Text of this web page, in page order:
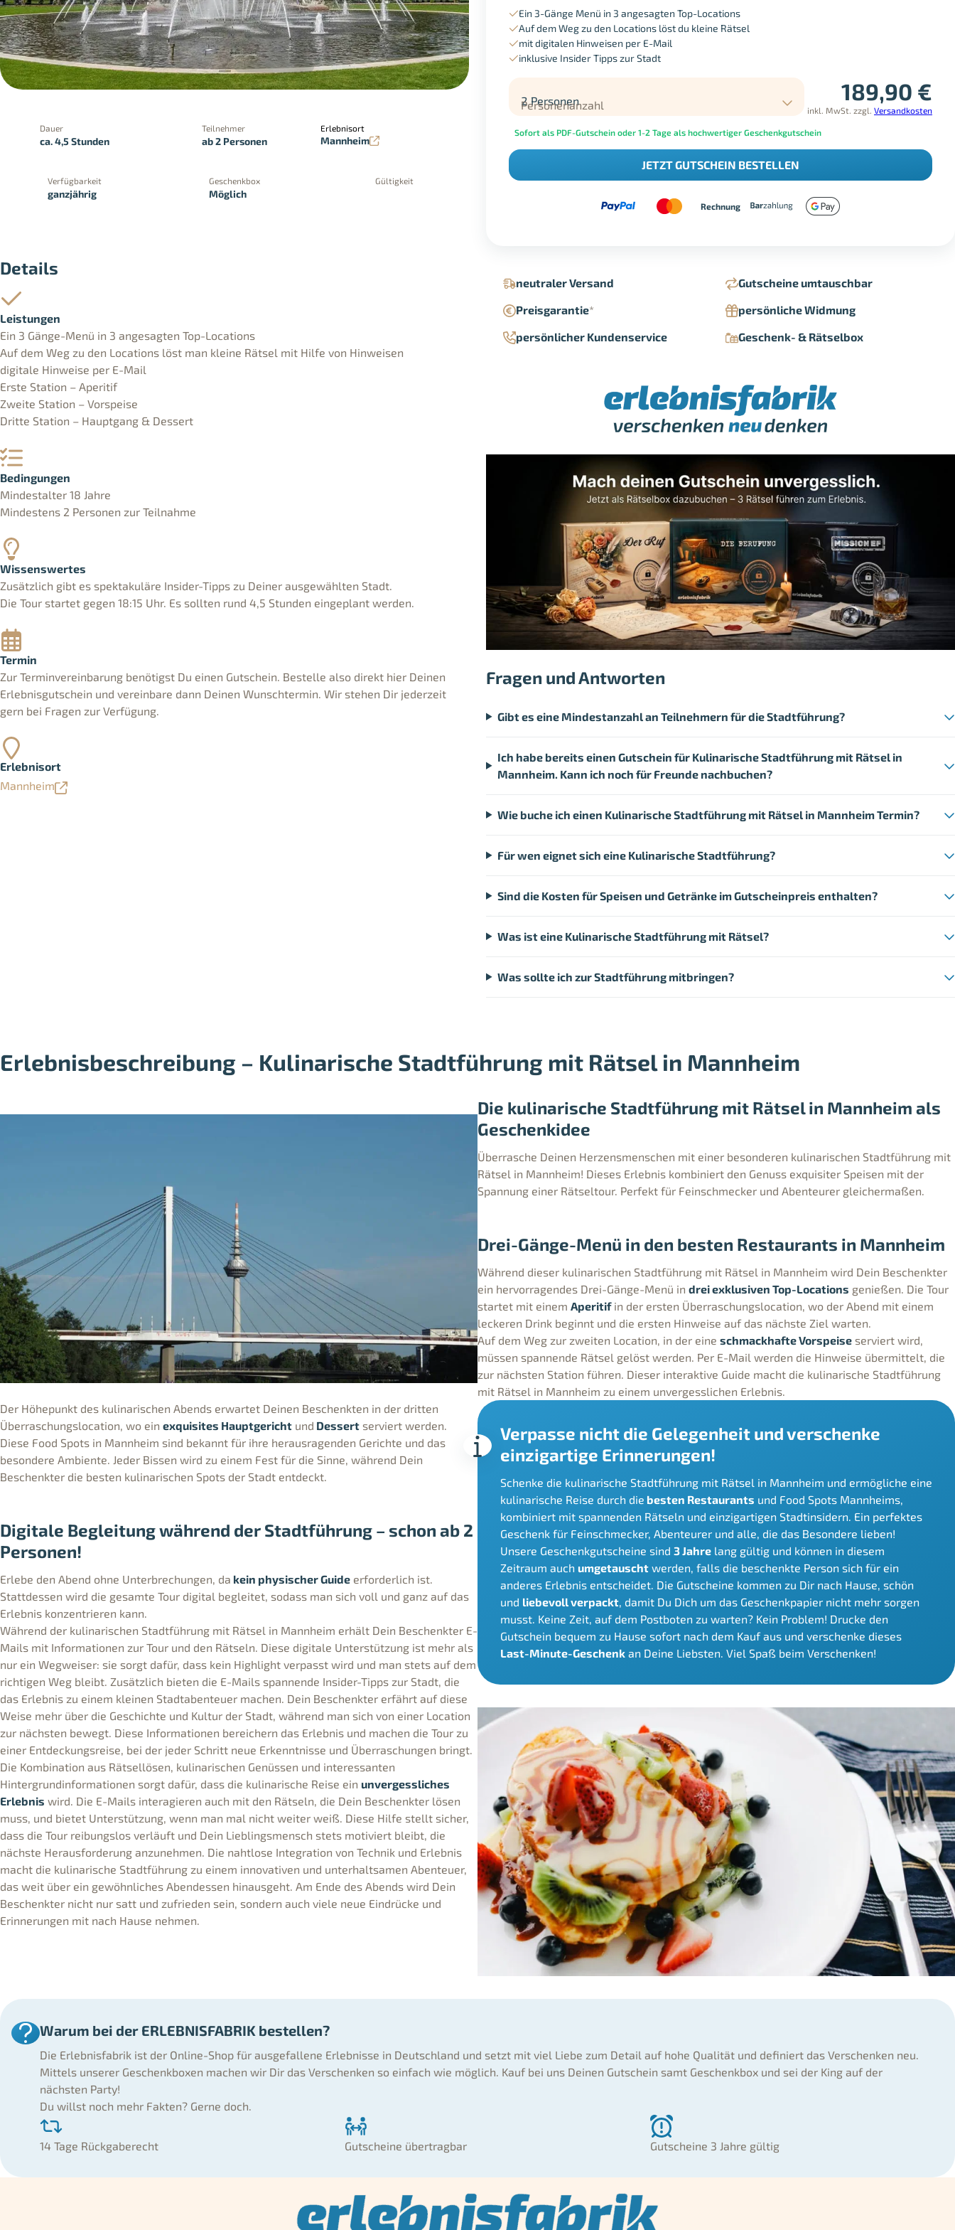
Ein 3-Gänge Menü in 3 angesagten Top-Locations
Auf dem Weg zu den Locations löst du kleine Rätsel
mit digitalen Hinweisen per E-Mail
inklusive Insider Tipps zur Stadt
2 Personen
Personenanzahl 189,90 €
inkl. MwSt. zzgl. Versandkosten
Sofort als PDF-Gutschein oder 1-2 Tage als hochwertiger Geschenkgutschein
JETZT GUTSCHEIN BESTELLEN
Rechnung
Dauer
ca. 4,5 Stunden
Teilnehmer
ab 2 Personen
Erlebnisort
Mannheim
Verfügbarkeit
ganzjährig
Geschenkbox
Möglich
Gültigkeit
neutraler Versand
Gutscheine umtauschbar
Preisgarantie*
persönliche Widmung
persönlicher Kundenservice
Geschenk- & Rätselbox
Details
Leistungen
Ein 3 Gänge-Menü in 3 angesagten Top-Locations
Auf dem Weg zu den Locations löst man kleine Rätsel mit Hilfe von Hinweisen
digitale Hinweise per E-Mail
Erste Station – Aperitif
Zweite Station – Vorspeise
Dritte Station – Hauptgang & Dessert
Bedingungen
Mindestalter 18 Jahre
Mindestens 2 Personen zur Teilnahme
Wissenswertes
Zusätzlich gibt es spektakuläre Insider-Tipps zu Deiner ausgewählten Stadt.
Die Tour startet gegen 18:15 Uhr. Es sollten rund 4,5 Stunden eingeplant werden.
Termin
Zur Terminvereinbarung benötigst Du einen Gutschein. Bestelle also direkt hier Deinen
Erlebnisgutschein und vereinbare dann Deinen Wunschtermin. Wir stehen Dir jederzeit
gern bei Fragen zur Verfügung.
Erlebnisort
Mannheim
Fragen und Antworten
Gibt es eine Mindestanzahl an Teilnehmern für die Stadtführung?
Ich habe bereits einen Gutschein für Kulinarische Stadtführung mit Rätsel in
Mannheim. Kann ich noch für Freunde nachbuchen?
Wie buche ich einen Kulinarische Stadtführung mit Rätsel in Mannheim Termin?
Für wen eignet sich eine Kulinarische Stadtführung?
Sind die Kosten für Speisen und Getränke im Gutscheinpreis enthalten?
Was ist eine Kulinarische Stadtführung mit Rätsel?
Was sollte ich zur Stadtführung mitbringen?
Erlebnisbeschreibung – Kulinarische Stadtführung mit Rätsel in Mannheim
Die kulinarische Stadtführung mit Rätsel in Mannheim als
Geschenkidee
Überrasche Deinen Herzensmenschen mit einer besonderen kulinarischen Stadtführung mit
Rätsel in Mannheim! Dieses Erlebnis kombiniert den Genuss exquisiter Speisen mit der
Spannung einer Rätseltour. Perfekt für Feinschmecker und Abenteurer gleichermaßen.
Drei-Gänge-Menü in den besten Restaurants in Mannheim
Während dieser kulinarischen Stadtführung mit Rätsel in Mannheim wird Dein Beschenkter
ein hervorragendes Drei-Gänge-Menü in drei exklusiven Top-Locations genießen. Die Tour
startet mit einem Aperitifin der ersten Überraschungslocation, wo der Abend mit einem
leckeren Drink beginnt und die ersten Hinweise auf das nächste Ziel warten.
Auf dem Weg zur zweiten Location, in der eine schmackhafte Vorspeise serviert wird,
müssen spannende Rätsel gelöst werden. Per E-Mail werden die Hinweise übermittelt, die
zur nächsten Station führen. Dieser interaktive Guide macht die kulinarische Stadtführung
mit Rätsel in Mannheim zu einem unvergesslichen Erlebnis.
Der Höhepunkt des kulinarischen Abends erwartet Deinen Beschenkten in der dritten
Überraschungslocation, wo ein exquisites Hauptgericht und Dessert serviert werden.
Diese Food Spots in Mannheim sind bekannt für ihre herausragenden Gerichte und das
besondere Ambiente. Jeder Bissen wird zu einem Fest für die Sinne, während Dein
Beschenkter die besten kulinarischen Spots der Stadt entdeckt.
Digitale Begleitung während der Stadtführung – schon ab 2
Personen!
Erlebe den Abend ohne Unterbrechungen, da kein physischer Guide erforderlich ist.
Stattdessen wird die gesamte Tour digital begleitet, sodass man sich voll und ganz auf das
Erlebnis konzentrieren kann.
Während der kulinarischen Stadtführung mit Rätsel in Mannheim erhält Dein Beschenkter E-
Mails mit Informationen zur Tour und den Rätseln. Diese digitale Unterstützung ist mehr als
nur ein Wegweiser: sie sorgt dafür, dass kein Highlight verpasst wird und man stets auf dem
richtigen Weg bleibt. Zusätzlich bieten die E-Mails spannende Insider-Tipps zur Stadt, die
das Erlebnis zu einem kleinen Stadtabenteuer machen. Dein Beschenkter erfährt auf diese
Weise mehr über die Geschichte und Kultur der Stadt, während man sich von einer Location
zur nächsten bewegt. Diese Informationen bereichern das Erlebnis und machen die Tour zu
einer Entdeckungsreise, bei der jeder Schritt neue Erkenntnisse und Überraschungen bringt.
Die Kombination aus Rätsellösen, kulinarischen Genüssen und interessanten
Hintergrundinformationen sorgt dafür, dass die kulinarische Reise ein unvergessliches
Erlebnis wird. Die E-Mails interagieren auch mit den Rätseln, die Dein Beschenkter lösen
muss, und bietet Unterstützung, wenn man mal nicht weiter weiß. Diese Hilfe stellt sicher,
dass die Tour reibungslos verläuft und Dein Lieblingsmensch stets motiviert bleibt, die
nächste Herausforderung anzunehmen. Die nahtlose Integration von Technik und Erlebnis
macht die kulinarische Stadtführung zu einem innovativen und unterhaltsamen Abenteuer,
das weit über ein gewöhnliches Abendessen hinausgeht. Am Ende des Abends wird Dein
Beschenkter nicht nur satt und zufrieden sein, sondern auch viele neue Eindrücke und
Erinnerungen mit nach Hause nehmen.
Verpasse nicht die Gelegenheit und verschenke
einzigartige Erinnerungen!
Schenke die kulinarische Stadtführung mit Rätsel in Mannheim und ermögliche eine
kulinarische Reise durch die besten Restaurants und Food Spots Mannheims,
kombiniert mit spannenden Rätseln und einzigartigen Stadtinsidern. Ein perfektes
Geschenk für Feinschmecker, Abenteurer und alle, die das Besondere lieben!
Unsere Geschenkgutscheine sind 3 Jahre lang gültig und können in diesem
Zeitraum auch umgetauscht werden, falls die beschenkte Person sich für ein
anderes Erlebnis entscheidet. Die Gutscheine kommen zu Dir nach Hause, schön
und liebevoll verpackt , damit Du Dich um das Geschenkpapier nicht mehr sorgen
musst. Keine Zeit, auf dem Postboten zu warten? Kein Problem! Drucke den
Gutschein bequem zu Hause sofort nach dem Kauf aus und verschenke dieses
Last-Minute-Geschenk an Deine Liebsten. Viel Spaß beim Verschenken!
Warum bei der ERLEBNISFABRIK bestellen?
Die Erlebnisfabrik ist der Online-Shop für ausgefallene Erlebnisse in Deutschland und setzt mit viel Liebe zum Detail auf hohe Qualität und definiert das Verschenken neu.
Mittels unserer Geschenkboxen machen wir Dir das Verschenken so einfach wie möglich. Kauf bei uns Deinen Gutschein samt Geschenkbox und sei der King auf der
nächsten Party!
Du willst noch mehr Fakten? Gerne doch.
14 Tage Rückgaberecht Gutscheine übertragbar Gutscheine 3 Jahre gültig